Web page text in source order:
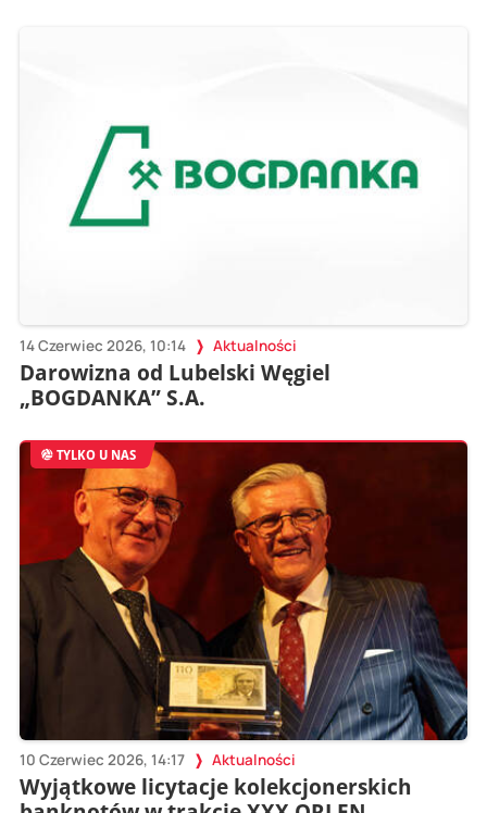
14 Czerwiec 2026, 10:14 Aktualności
Darowizna od Lubelski Węgiel
„BOGDANKA” S.A.
TYLKO U NAS
10 Czerwiec 2026, 14:17 Aktualności
Wyjątkowe licytacje kolekcjonerskich